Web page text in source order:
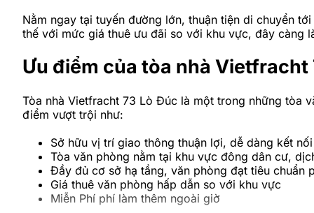
Nằm ngay tại tuyến đường lớn, thuận tiện di chuyển
thế với mức giá thuê ưu đãi so với khu vực, đây càng
Ưu điểm của tòa nhà Vietfracht
Tòa nhà Vietfracht 73 Lò Đúc là một trong những tòa
điểm vượt trội như:
Sở hữu vị trí giao thông thuận lợi, dễ dàng kết
Tòa văn phòng nằm tại khu vực đông dân cư,
Đầy đủ cơ sở hạ tầng, văn phòng đạt tiêu chuẩn
Giá thuê văn phòng hấp dẫn so với khu vực
Miễn Phí phí làm thêm ngoài giờ